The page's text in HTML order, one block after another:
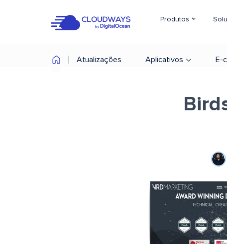
Produtos
Atualizações Aplicativos E-